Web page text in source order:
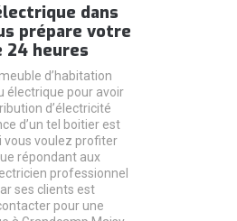
dans
prépare votre
24 heures
d’habitation
électrique pour avoir
d’électricité
d’un tel boitier est
vous voulez profiter
répondant aux
professionnel
ses clients est
pour une